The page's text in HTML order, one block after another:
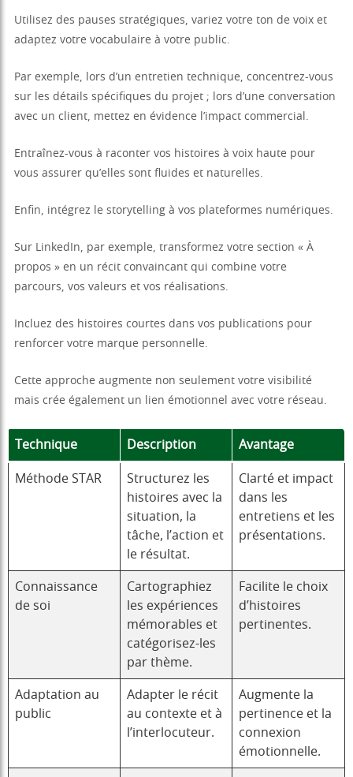
Utilisez des pauses stratégiques, variez votre ton de voix et
adaptez votre vocabulaire à votre public.
Par exemple, lors d’un entretien technique, concentrez-vous
sur les détails spécifiques du projet ; lors d’une conversation
avec un client, mettez en évidence l’impact commercial.
Entraînez-vous à raconter vos histoires à voix haute pour
vous assurer qu’elles sont fluides et naturelles.
Enfin, intégrez le storytelling à vos plateformes numériques.
Sur LinkedIn, par exemple, transformez votre section « À
propos » en un récit convaincant qui combine votre
parcours, vos valeurs et vos réalisations.
Incluez des histoires courtes dans vos publications pour
renforcer votre marque personnelle.
Cette approche augmente non seulement votre visibilité
mais crée également un lien émotionnel avec votre réseau.
Technique Description Avantage
Méthode STAR
Structurez les
histoires avec la
situation, la
tâche, l’action et
le résultat.
Clarté et impact
dans les
entretiens et les
présentations.
Connaissance
de soi
Cartographiez
les expériences
mémorables et
catégorisez-les
par thème.
Facilite le choix
d’histoires
pertinentes.
Adaptation au
public
Adapter le récit
au contexte et à
l’interlocuteur.
Augmente la
pertinence et la
connexion
émotionnelle.